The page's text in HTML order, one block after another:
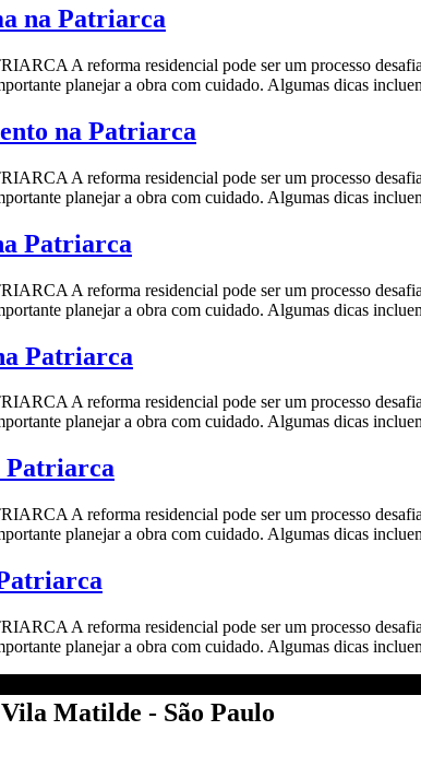
na Patriarca
A reforma residencial pode ser um processo
planejar a obra com cuidado. Algumas dicas
na Patriarca
A reforma residencial pode ser um processo
planejar a obra com cuidado. Algumas dicas
Patriarca
A reforma residencial pode ser um processo
planejar a obra com cuidado. Algumas dicas
Patriarca
A reforma residencial pode ser um processo
planejar a obra com cuidado. Algumas dicas
Patriarca
A reforma residencial pode ser um processo
planejar a obra com cuidado. Algumas dicas
A reforma residencial pode ser um processo
planejar a obra com cuidado. Algumas dicas
Matilde - São Paulo